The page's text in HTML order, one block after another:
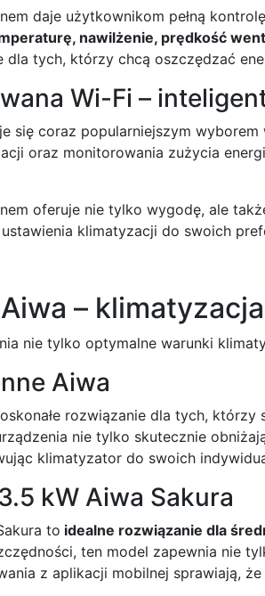
daje użytkownikom pełną
nawilżenie, prędkość
tych, którzy chcą oszczędzać
Wi-Fi –
się coraz popularniejszym
oraz monitorowania zużycia
oferuje nie tylko wygodę, ale
klimatyzacji do swoich
–
nie tylko optymalne warunki
Aiwa
rozwiązanie dla tych,
nie tylko skutecznie
klimatyzator do swoich
kW Aiwa Sakura
to idealne rozwiązanie dla
ten model zapewnia nie
z aplikacji mobilnej sprawiają,